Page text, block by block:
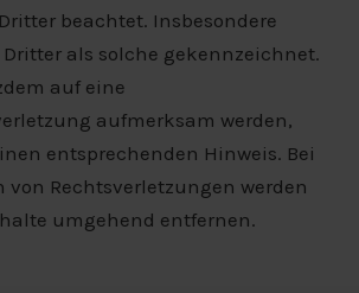
beachtet. Insbesondere
als solche gekennzeichnet.
auf eine
aufmerksam werden,
entsprechenden Hinweis. Bei
von Rechtsverletzungen werden
umgehend entfernen.